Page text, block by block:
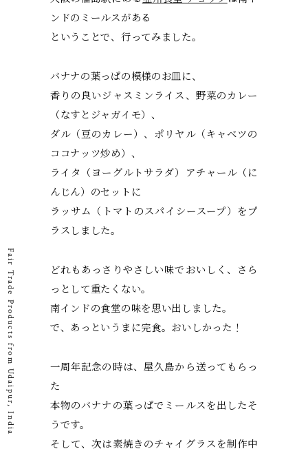
ンドのミールスがある
ということで、行ってみました。
バナナの葉っぱの模様のお皿に、
香りの良いジャスミンライス、野菜のカレー
（なすとジャガイモ）、
ダル（豆のカレー）、ポリヤル（キャベツの
ココナッツ炒め）、
ライタ（ヨーグルトサラダ）アチャール（に
んじん）のセットに
ラッサム（トマトのスパイシースープ）をプ
ラスしました。
どれもあっさりやさしい味でおいしく、さら
っとして重たくない。
南インドの食堂の味を思い出しました。
で、あっというまに完食。おいしかった！
一周年記念の時は、屋久島から送ってもらっ
た
本物のバナナの葉っぱでミールスを出したそ
うです。
そして、次は素焼きのチャイグラスを制作中
Fair Trade Products from Udaipur, India